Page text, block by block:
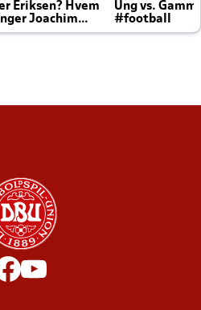
Eriksen? Hvem
Joachim
Ung vs.
#football